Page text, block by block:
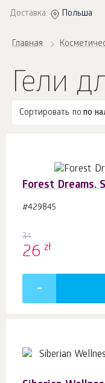
Доставка: Польша
Главная
Гели
Сортировать по:по
Forest Dreams.
#429845
34
26 zł